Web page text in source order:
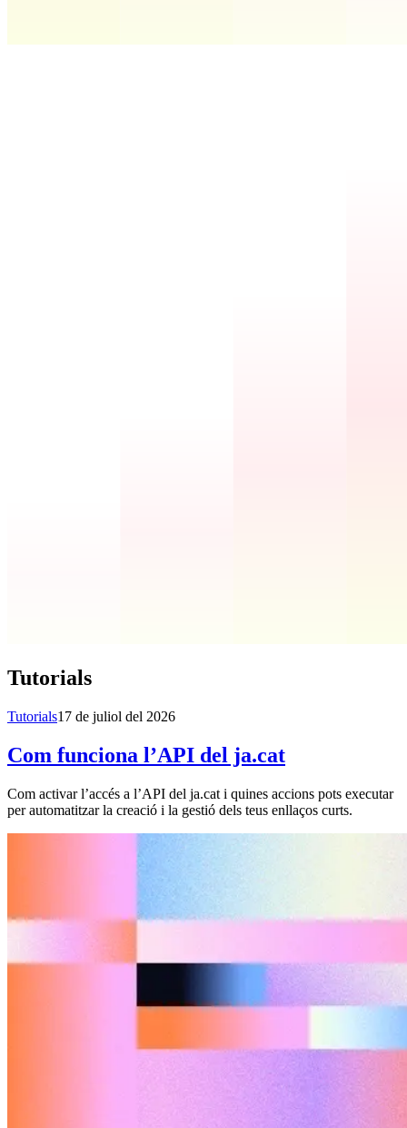
Tutorials
Tutorials17 de juliol del 2026
Com funciona l’API del ja.cat
Com activar l’accés a l’API del ja.cat i quines accions pots executar
per automatitzar la creació i la gestió dels teus enllaços curts.